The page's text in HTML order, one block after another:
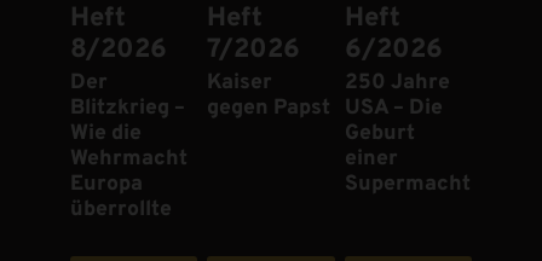
Heft
8/2026
:
Der
Blitzkrieg –
Wie die
Wehrmacht
Europa
überrollte
Heft
7/2026
:
Kaiser
gegen Papst
Heft
6/2026
:
250 Jahre
USA – Die
Geburt
einer
Supermacht